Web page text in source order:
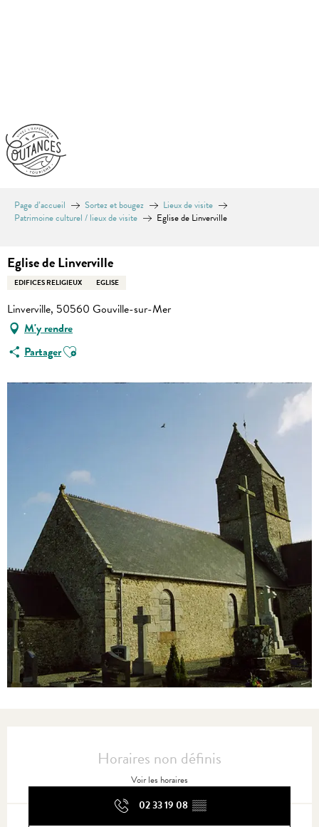
Page d’accueil Sortez et bougez
Lieux de visite
Patrimoine culturel / lieux de visite
Eglise de Linverville
Eglise de Linverville
EDIFICES RELIGIEUX EGLISE
Linverville, 50560 Gouville-sur-Mer
M'y rendre
PartagerAjouter aux favoris
Horaires non définis
Voir les horaires
02 33 19 08 ▒▒